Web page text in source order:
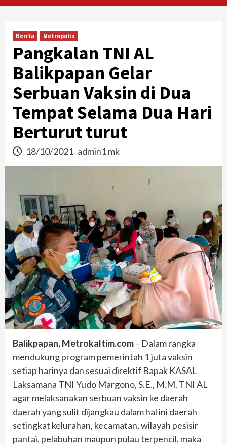
Berita Metropolis
Pangkalan TNI AL
Balikpapan Gelar
Serbuan Vaksin di Dua
Tempat Selama Dua Hari
Berturut turut
18/10/2021 admin1 mk
Balikpapan, Metrokaltim.com– Dalam rangka
mendukung program pemerintah 1 juta vaksin
setiap harinya dan sesuai direktif Bapak KASAL
Laksamana TNI Yudo Margono, S.E., M.M. TNI AL
agar melaksanakan serbuan vaksin ke daerah
daerah yang sulit dijangkau dalam hal ini daerah
setingkat kelurahan, kecamatan, wilayah pesisir
pantai, pelabuhan maupun pulau terpencil, maka